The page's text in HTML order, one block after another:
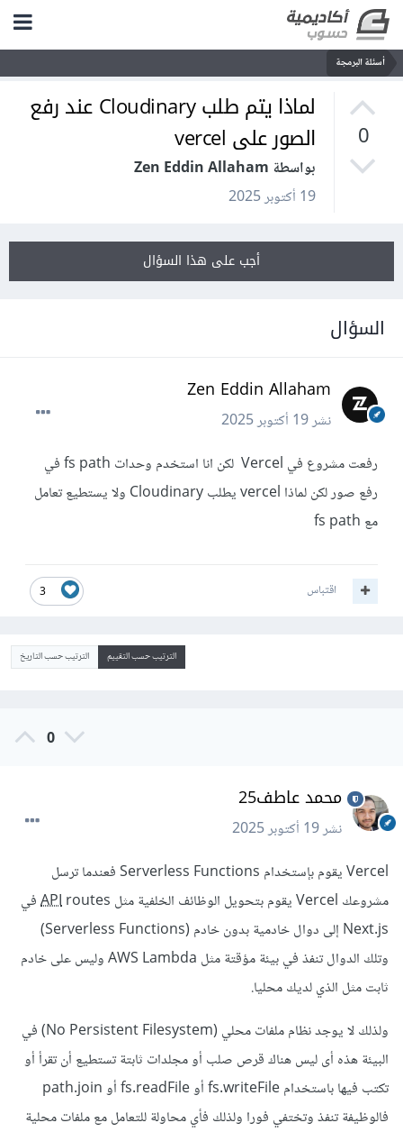
أسئلة البرمجة
0
لماذا يتم طلب Cloudinary عند رفع
الصور على vercel
بواسطة Zen Eddin Allaham
19 أكتوبر 2025
أجب على هذا السؤال
السؤال
Zen Eddin Allaham
نشر19 أكتوبر 2025
رفعت مشروع في Vercel لكن انا استخدم وحدات fs path في
رفع صور لكن لماذا vercel يطلب Cloudinary ولا يستطيع تعامل
مع fs path
3 اقتباس
الترتيب حسب التقييم الترتيب حسب التاريخ
0
محمد عاطف25
نشر19 أكتوبر 2025
Vercel يقوم بإستخدام Serverless Functions فعندما ترسل
مشروعك Vercel يقوم بتحويل الوظائف الخلفية مثل
APIroutes في
Next.js إلى دوال خادمية بدون خادم (Serverless Functions)
وتلك الدوال تنفذ في بيئة مؤقتة مثل AWS Lambda وليس على خادم
ثابت مثل الذي لديك محليا.
ولذلك لا يوجد نظام ملفات محلي (No Persistent Filesystem) في
البيئة هذه أى ليس هناك قرص صلب أو مجلدات ثابتة تستطيع أن تقرأ أو
تكتب فيها باستخدام fs.writeFile أو fs.readFile أو path.join
فالوظيفة تنفذ وتختفي فورا ولذلك فأي محاولة للتعامل مع ملفات محلية